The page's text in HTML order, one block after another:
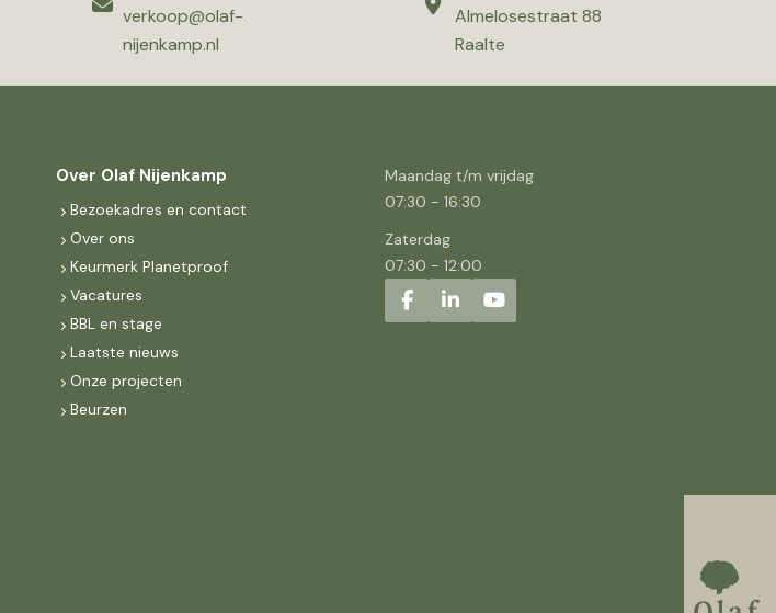
verkoop@olaf-
nijenkamp.nl
Almelosestraat 88
Raalte
Over Olaf Nijenkamp
Bezoekadres en contact
Over ons
Keurmerk Planetproof
Vacatures
BBL en stage
Laatste nieuws
Onze projecten
Beurzen
Maandag t/m vrijdag
07:30 - 16:30
Zaterdag
07:30 - 12:00